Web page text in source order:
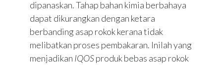
dipanaskan. Tahap bahan kimia berbahaya
dapat dikurangkan dengan ketara
berbanding asap rokok kerana tidak
melibatkan proses pembakaran. Inilah yang
menjadikan IQOSproduk bebas asap rokok